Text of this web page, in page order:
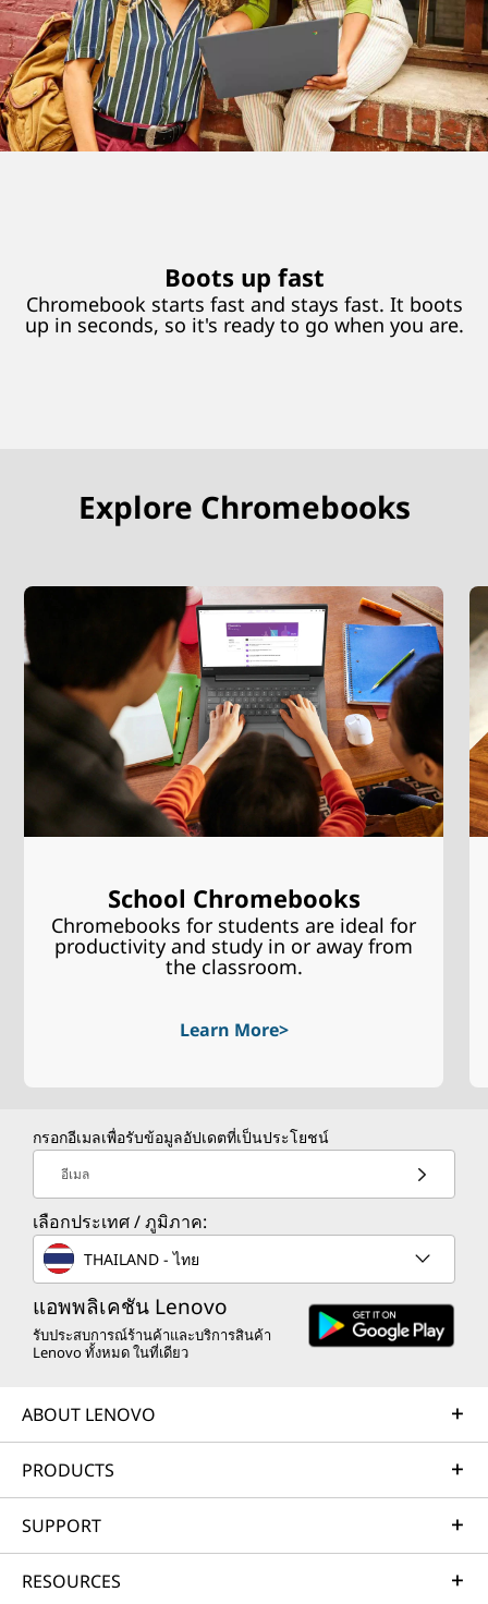
Boots up fast
Chromebook starts fast and stays fast. It boots
up in seconds, so it's ready to go when you are.
Explore Chromebooks
School Chromebooks
Chromebooks for students are ideal for
productivity and study in or away from
the classroom.
Learn More
กรอกอีเมลเพื่อรับข้อมูลอัปเดตที่เป็นประโยชน์
อีเมล
เลือกประเทศ / ภูมิภาค:
THAILAND - ไทย
แอพพลิเคชัน Lenovo
รับประสบการณ์ร้านค้าและบริการสินค้า
Lenovo ทั้งหมด ในที่เดียว
ABOUT LENOVO
PRODUCTS
SUPPORT
RESOURCES